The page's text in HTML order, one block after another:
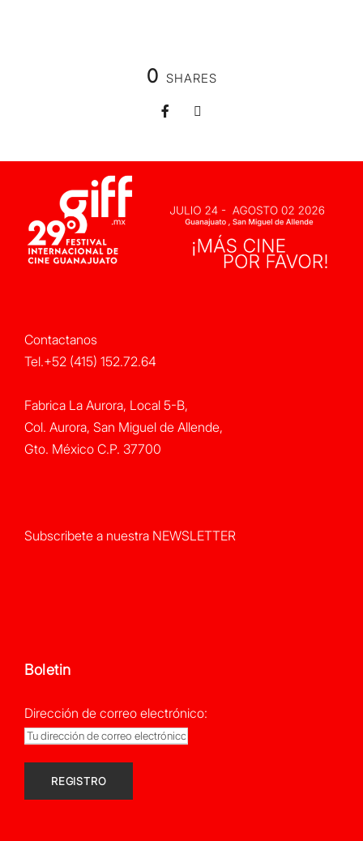
0 SHARES
Contactanos
Tel.+52 (415) 152.72.64
Fabrica La Aurora, Local 5-B,
Col. Aurora, San Miguel de Allende,
Gto. México C.P. 37700
Subscribete a nuestra NEWSLETTER
Boletin
Dirección de correo electrónico: